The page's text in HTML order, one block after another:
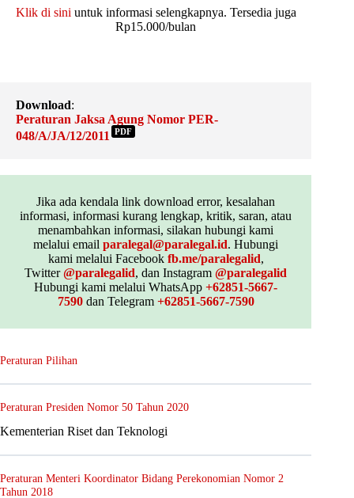
Klik di sini untuk informasi selengkapnya. Tersedia juga
Rp15.000/bulan
Download:
Peraturan Jaksa Agung Nomor PER-
048/A/JA/12/2011
PDF
Jika ada kendala link download error, kesalahan
informasi, informasi kurang lengkap, kritik, saran, atau
menambahkan informasi, silakan hubungi kami
melalui emailparalegal@paralegal.id. Hubungi
kami melalui Facebook fb.me/paralegalid,
Twitter@paralegalid, dan Instagram@paralegalid
Hubungi kami melalui WhatsApp+62851-5667-
7590dan Telegram +62851-5667-7590
Peraturan Pilihan
Peraturan Presiden Nomor 50 Tahun 2020
Kementerian Riset dan Teknologi
Peraturan Menteri Koordinator Bidang Perekonomian Nomor 2
Tahun 2018